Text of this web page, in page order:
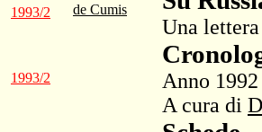
1993/2
de Cumis
Una
1993/2
Anno 1992
A cura di